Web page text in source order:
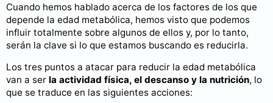
Cuando hemos hablado acerca de los factores de los que
depende la edad metabólica, hemos visto que podemos
influir totalmente sobre algunos de ellos y, por lo tanto,
serán la clave si lo que estamos buscando es reducirla.
Los tres puntos a atacar para reducir la edad metabólica
van a ser la actividad física, el descanso y la nutrición, lo
que se traduce en las siguientes acciones: